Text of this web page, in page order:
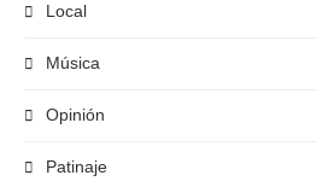
Local
Música
Opinión
Patinaje